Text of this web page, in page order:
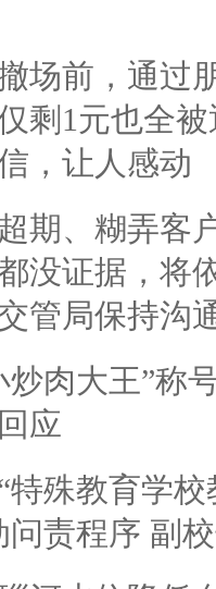
场前，通过
剩1元也全
，让人感动
期、糊弄客
没证据，将
管局保持沟
炒肉大王”称
应
特殊教育学
问责程序 副